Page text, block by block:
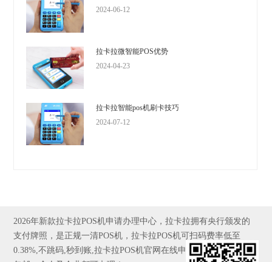
2024-06-12
拉卡拉微智能POS优势
2024-04-23
拉卡拉智能pos机刷卡技巧
2024-07-12
2026年新款拉卡拉POS机申请办理中心，拉卡拉拥有央行颁发的
支付牌照，是正规一清POS机，拉卡拉POS机可扫码费率低至
0.38%,不跳码,秒到账,拉卡拉POS机官网在线申请,全国发货，京东